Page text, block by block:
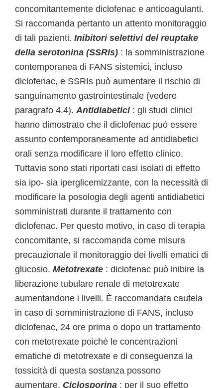
concomitantemente diclofenac e anticoagulanti.
Si raccomanda pertanto un attento monitoraggio
di tali pazienti. Inibitori selettivi del reuptake
della serotonina (SSRIs) : la somministrazione
contemporanea di FANS sistemici, incluso
diclofenac, e SSRIs può aumentare il rischio di
sanguinamento gastrointestinale (vedere
paragrafo 4.4).Antidiabetici : gli studi clinici
hanno dimostrato che il diclofenac può essere
assunto contemporaneamente ad antidiabetici
orali senza modificare il loro effetto clinico.
Tuttavia sono stati riportati casi isolati di effetto
sia ipo- sia iperglicemizzante, con la necessità di
modificare la posologia degli agenti antidiabetici
somministrati durante il trattamento con
diclofenac. Per questo motivo, in caso di terapia
concomitante, si raccomanda come misura
precauzionale il monitoraggio dei livelli ematici di
glucosio. Metotrexate : diclofenac può inibire la
liberazione tubulare renale di metotrexate
aumentandone i livelli. È raccomandata cautela
in caso di somministrazione di FANS, incluso
diclofenac, 24 ore prima o dopo un trattamento
con metotrexate poiché le concentrazioni
ematiche di metotrexate e di conseguenza la
tossicità di questa sostanza possono
aumentare. Ciclosporina : per il suo effetto